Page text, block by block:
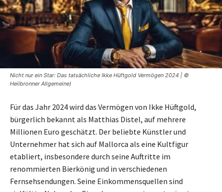
Nicht nur ein Star: Das tatsächliche Ikke Hüftgold Vermögen 2024 | ©
Heilbronner Allgemeine)
Für das Jahr 2024 wird das Vermögen von Ikke Hüftgold,
bürgerlich bekannt als Matthias Distel, auf mehrere
Millionen Euro geschätzt. Der beliebte Künstler und
Unternehmer hat sich auf Mallorca als eine Kultfigur
etabliert, insbesondere durch seine Auftritte im
renommierten Bierkönig und in verschiedenen
Fernsehsendungen. Seine Einkommensquellen sind